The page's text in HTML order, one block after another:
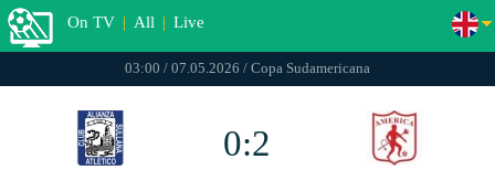
On TV | All | Live
03:00 / 07.05.2026 / Copa Sudamericana
0:2